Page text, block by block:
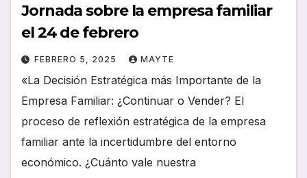
Jornada sobre la empresa familiar
el 24 de febrero
FEBRERO 5, 2025 MAYTE
«La Decisión Estratégica más Importante de la
Empresa Familiar: ¿Continuar o Vender? El
proceso de reflexión estratégica de la empresa
familiar ante la incertidumbre del entorno
económico. ¿Cuánto vale nuestra